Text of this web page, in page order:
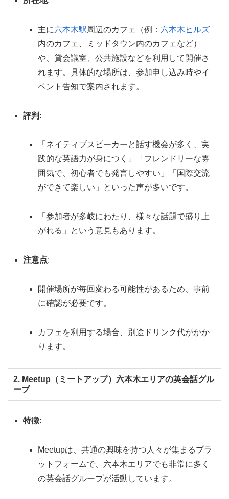
主に六本木駅周辺のカフェ（例： 六本木ヒルズ
内のカフェ、ミッドタウン内のカフェなど）
や、貸会議室、公共施設などを利用して開催さ
れます。具体的な場所は、参加申し込み時やイ
ベント告知で案内されます。
評判 :
「ネイティブスピーカーと話す機会が多く、実
践的な英語力が身につく」「フレンドリーな雰
囲気で、初心者でも発言しやすい」「国際交流
ができて楽しい」といった声が多いです。
「参加者が多岐にわたり、様々な話題で盛り上
がれる」という意見もあります。
注意点:
開催場所が毎回変わる可能性があるため、事前
に確認が必要です。
カフェを利用する場合、別途ドリンク代がかか
ります。
2. Meetup（ミートアップ）六本木エリアの英会話グル
ープ
特徴:
Meetupは、共通の興味を持つ人々が集まるプラ
ットフォームで、六本木エリアでも非常に多く
の英会話グループが活動しています。